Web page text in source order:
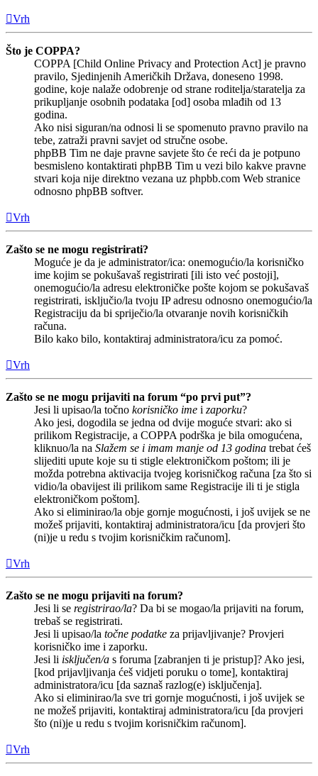
Vrh
Što je COPPA?
COPPA [Child Online Privacy and Protection Act] je pravno
pravilo, Sjedinjenih Američkih Država, doneseno 1998.
godine, koje nalaže odobrenje od strane roditelja/staratelja za
prikupljanje osobnih podataka [od] osoba mlađih od 13
godina.
Ako nisi siguran/na odnosi li se spomenuto pravno pravilo na
tebe, zatraži pravni savjet od stručne osobe.
phpBB Tim ne daje pravne savjete što će reći da je potpuno
besmisleno kontaktirati phpBB Tim u vezi bilo kakve pravne
stvari koja nije direktno vezana uz phpbb.com Web stranice
odnosno phpBB softver.
Vrh
Zašto se ne mogu registrirati?
Moguće je da je administrator/ica: onemogućio/la korisničko
ime kojim se pokušavaš registrirati [ili isto već postoji],
onemogućio/la adresu elektroničke pošte kojom se pokušavaš
registrirati, isključio/la tvoju IP adresu odnosno onemogućio/la
Registraciju da bi spriječio/la otvaranje novih korisničkih
računa.
Bilo kako bilo, kontaktiraj administratora/icu za pomoć.
Vrh
Zašto se ne mogu prijaviti na forum “po prvi put”?
Jesi li upisao/la točno korisničko ime i zaporku?
Ako jesi, dogodila se jedna od dvije moguće stvari: ako si
prilikom Registracije, a COPPA podrška je bila omogućena,
kliknuo/la na Slažem se i imam manje od 13 godina trebat ćeš
slijediti upute koje su ti stigle elektroničkom poštom; ili je
možda potrebna aktivacija tvojeg korisničkog računa [za što si
vidio/la obavijest ili prilikom same Registracije ili ti je stigla
elektroničkom poštom].
Ako si eliminirao/la obje gornje mogućnosti, i još uvijek se ne
možeš prijaviti, kontaktiraj administratora/icu [da provjeri što
(ni)je u redu s tvojim korisničkim računom].
Vrh
Zašto se ne mogu prijaviti na forum?
Jesi li se registrirao/la? Da bi se mogao/la prijaviti na forum,
trebaš se registrirati.
Jesi li upisao/la točne podatke za prijavljivanje? Provjeri
korisničko ime i zaporku.
Jesi li isključen/a s foruma [zabranjen ti je pristup]? Ako jesi,
[kod prijavljivanja ćeš vidjeti poruku o tome], kontaktiraj
administratora/icu [da saznaš razlog(e) isključenja].
Ako si eliminirao/la sve tri gornje mogućnosti, i još uvijek se
ne možeš prijaviti, kontaktiraj administratora/icu [da provjeri
što (ni)je u redu s tvojim korisničkim računom].
Vrh